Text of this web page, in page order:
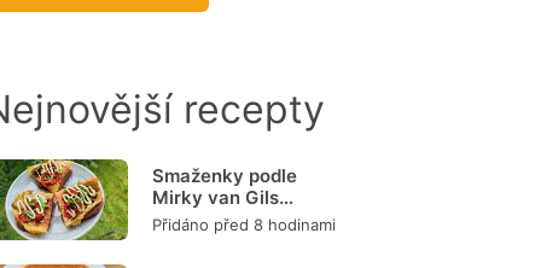
recepty
Smaženky podle
Mirky van Gils
Slavíkové
Přidáno před 8 hodinami